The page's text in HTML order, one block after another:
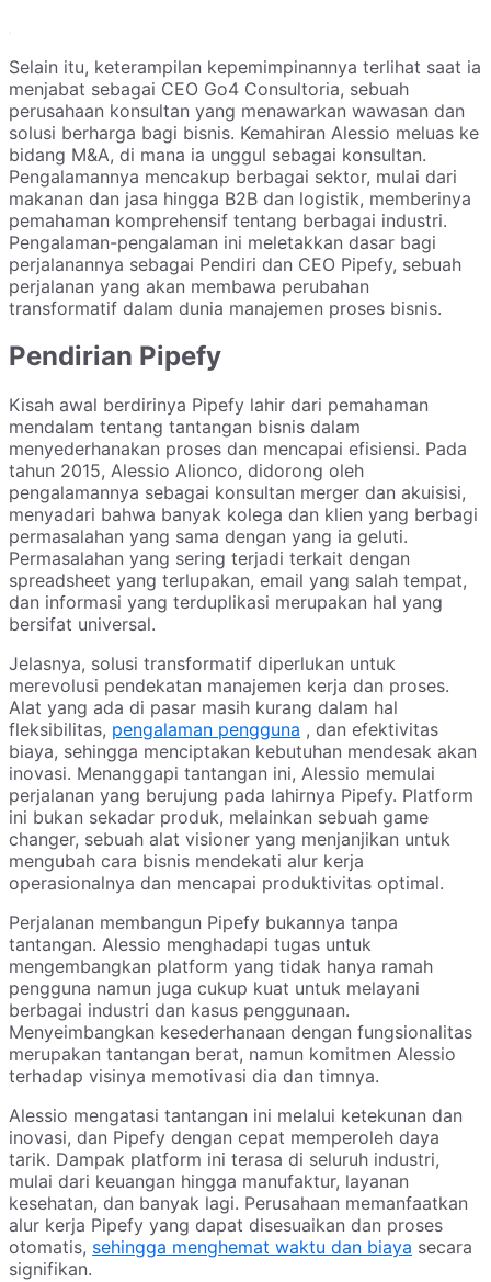
Selain itu, keterampilan kepemimpinannya terlihat saat ia
menjabat sebagai CEO Go4 Consultoria, sebuah
perusahaan konsultan yang menawarkan wawasan dan
solusi berharga bagi bisnis. Kemahiran Alessio meluas ke
bidang M&A, di mana ia unggul sebagai konsultan.
Pengalamannya mencakup berbagai sektor, mulai dari
makanan dan jasa hingga B2B dan logistik, memberinya
pemahaman komprehensif tentang berbagai industri.
Pengalaman-pengalaman ini meletakkan dasar bagi
perjalanannya sebagai Pendiri dan CEO Pipefy, sebuah
perjalanan yang akan membawa perubahan
transformatif dalam dunia manajemen proses bisnis.
Pendirian Pipefy
Kisah awal berdirinya Pipefy lahir dari pemahaman
mendalam tentang tantangan bisnis dalam
menyederhanakan proses dan mencapai efisiensi. Pada
tahun 2015, Alessio Alionco, didorong oleh
pengalamannya sebagai konsultan merger dan akuisisi,
menyadari bahwa banyak kolega dan klien yang berbagi
permasalahan yang sama dengan yang ia geluti.
Permasalahan yang sering terjadi terkait dengan
spreadsheet yang terlupakan, email yang salah tempat,
dan informasi yang terduplikasi merupakan hal yang
bersifat universal.
Jelasnya, solusi transformatif diperlukan untuk
merevolusi pendekatan manajemen kerja dan proses.
Alat yang ada di pasar masih kurang dalam hal
fleksibilitas, pengalaman pengguna , dan efektivitas
biaya, sehingga menciptakan kebutuhan mendesak akan
inovasi. Menanggapi tantangan ini, Alessio memulai
perjalanan yang berujung pada lahirnya Pipefy. Platform
ini bukan sekadar produk, melainkan sebuah game
changer, sebuah alat visioner yang menjanjikan untuk
mengubah cara bisnis mendekati alur kerja
operasionalnya dan mencapai produktivitas optimal.
Perjalanan membangun Pipefy bukannya tanpa
tantangan. Alessio menghadapi tugas untuk
mengembangkan platform yang tidak hanya ramah
pengguna namun juga cukup kuat untuk melayani
berbagai industri dan kasus penggunaan.
Menyeimbangkan kesederhanaan dengan fungsionalitas
merupakan tantangan berat, namun komitmen Alessio
terhadap visinya memotivasi dia dan timnya.
Alessio mengatasi tantangan ini melalui ketekunan dan
inovasi, dan Pipefy dengan cepat memperoleh daya
tarik. Dampak platform ini terasa di seluruh industri,
mulai dari keuangan hingga manufaktur, layanan
kesehatan, dan banyak lagi. Perusahaan memanfaatkan
alur kerja Pipefy yang dapat disesuaikan dan proses
otomatis, sehingga menghemat waktu dan biaya secara
signifikan.